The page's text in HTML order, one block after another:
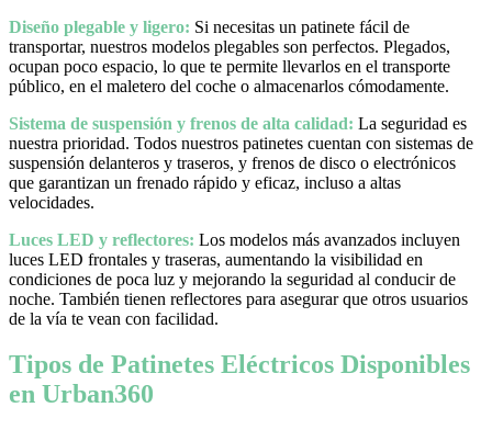
Diseño plegable y ligero: Si necesitas un patinete fácil de
transportar, nuestros modelos plegables son perfectos. Plegados,
ocupan poco espacio, lo que te permite llevarlos en el transporte
público, en el maletero del coche o almacenarlos cómodamente.
Sistema de suspensión y frenos de alta calidad: La seguridad es
nuestra prioridad. Todos nuestros patinetes cuentan con sistemas de
suspensión delanteros y traseros, y frenos de disco o electrónicos
que garantizan un frenado rápido y eficaz, incluso a altas
velocidades.
Luces LED y reflectores: Los modelos más avanzados incluyen
luces LED frontales y traseras, aumentando la visibilidad en
condiciones de poca luz y mejorando la seguridad al conducir de
noche. También tienen reflectores para asegurar que otros usuarios
de la vía te vean con facilidad.
Tipos de Patinetes Eléctricos Disponibles
en Urban360